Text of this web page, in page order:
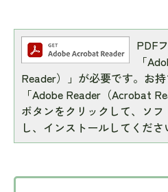
PDF
「
Reader）」が必要です。お
「Adobe Reader（Acrobat
ボタンをクリックして、ソ
し、インストールしてくださ